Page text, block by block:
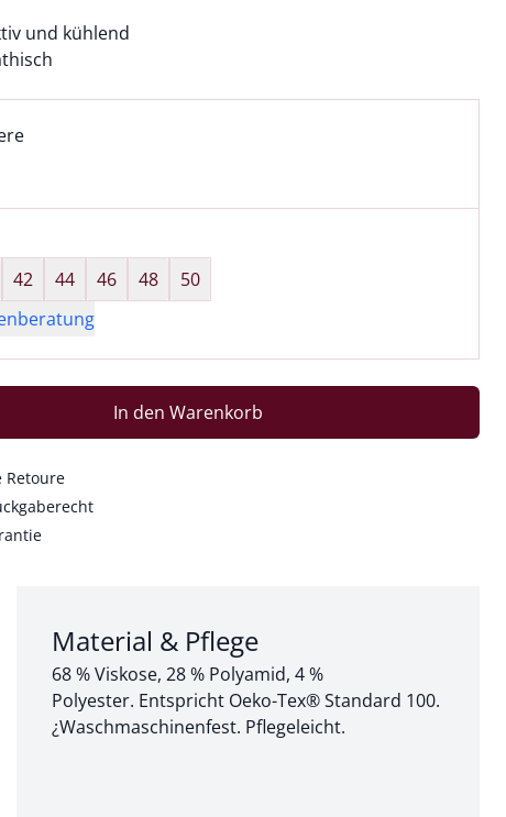
und kühlend
ausgewählt:
ausgewählt
ausgewählt
42 44 46 48
50
In den Warenkorb
Retoure
Abschnitt 3 von 3:
Material & Pflege
68 % Viskose, 28 % Polyamid, 4 %
Polyester. Entspricht Oeko-Tex® Standard 100.
¿Waschmaschinenfest. Pflegeleicht.